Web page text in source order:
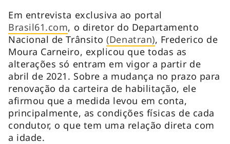
Em entrevista exclusiva ao portal
Brasil61.com, o diretor do Departamento
Nacional de Trânsito(Denatran), Frederico de
Moura Carneiro, explicou que todas as
alterações só entram em vigor a partir de
abril de 2021. Sobre a mudança no prazo para
renovação da carteira de habilitação, ele
afirmou que a medida levou em conta,
principalmente, as condições físicas de cada
condutor, o que tem uma relação direta com
a idade.